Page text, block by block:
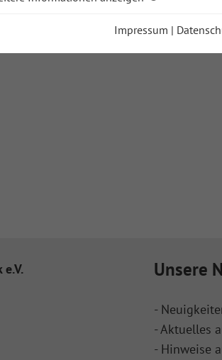
Impressum |
Unsere
-
- Aktuelles
- Hinweise